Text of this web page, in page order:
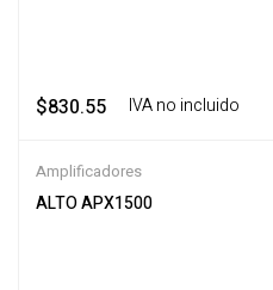
$830.55 ‎ ‎ ‎ IVA no incluido
Amplificadores
ALTO APX1500